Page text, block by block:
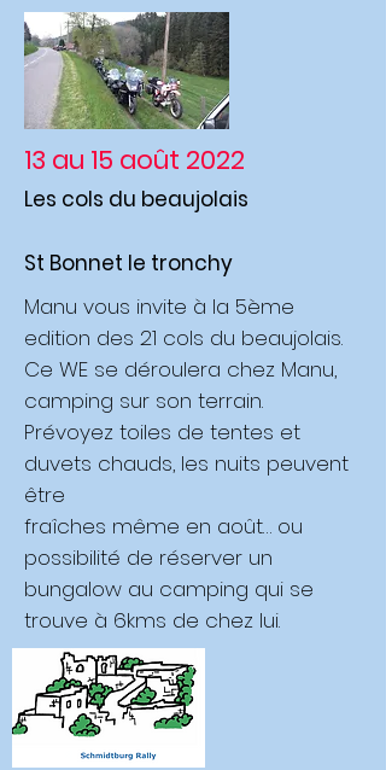
13 au 15 août 2022
Les cols du beaujolais
St Bonnet le tronchy
Manu vous invite à la 5ème
edition des 21 cols du beaujolais.
Ce WE se déroulera chez Manu,
camping sur son terrain.
Prévoyez toiles de tentes et
duvets chauds, les nuits peuvent
être
fraîches même en août… ou
possibilité de réserver un
bungalow au camping qui se
trouve à 6kms de chez lui.